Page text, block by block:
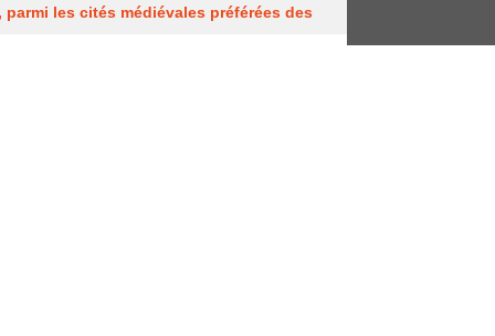
parmi les cités médiévales préférées des